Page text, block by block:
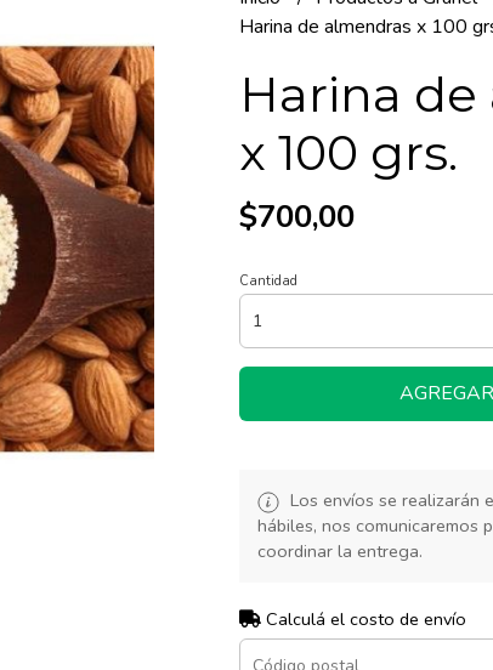
Harina de almendras x 100
Harina
x 100 grs.
$700,00
Cantidad
Los envíos se realizarán
hábiles, nos comunicaremos
coordinar la entrega.
Calculá el costo de envío